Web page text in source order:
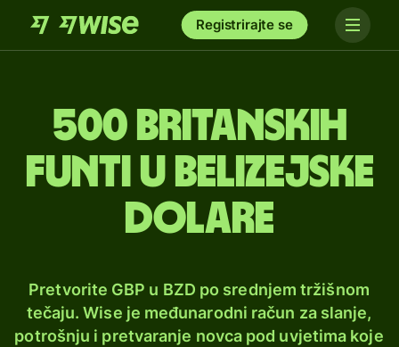
Registrirajte se
500 britanskih
funti u belizejske
dolare
Pretvorite GBP u BZD po srednjem tržišnom
tečaju. Wise je međunarodni račun za slanje,
potrošnju i pretvaranje novca pod uvjetima koje